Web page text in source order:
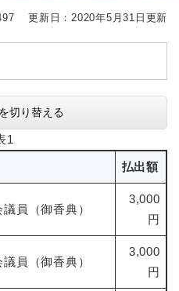
更新日：2020年5月31日更新
切り替える
1
払出額
員（御香典）
3,000
円
員（御香典）
3,000
円